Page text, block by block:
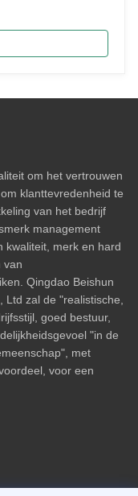
om het vertrouwen
klanttevredenheid te
van het bedrijf
management
kwaliteit, merk en hard
van
Qingdao Beishun
zal de "realistische,
goed bestuur,
"in de
met
voor een